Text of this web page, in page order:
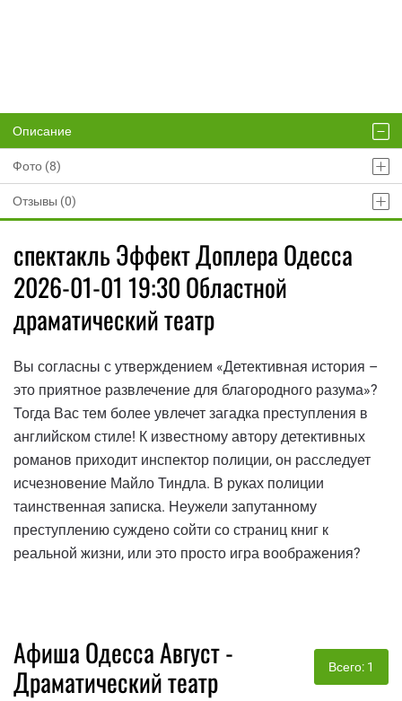
Описание
Фото (8)
Отзывы (0)
спектакль Эффект Доплера Одесса
2026-01-01 19:30 Областной
драматический театр
Вы согласны с утверждением «Детективная история –
это приятное развлечение для благородного разума»?
Тогда Вас тем более увлечет загадка преступления в
английском стиле! К известному автору детективных
романов приходит инспектор полиции, он расследует
исчезновение Майло Тиндла. В руках полиции
таинственная записка. Неужели запутанному
преступлению суждено сойти со страниц книг к
реальной жизни, или это просто игра воображения?
Афиша Одесса Август -
Драматический театр
Всего: 1